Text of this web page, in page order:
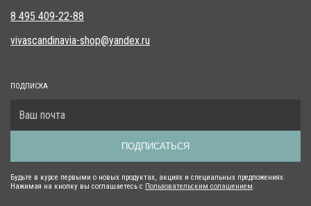
8 495 409-22-88
vivascandinavia-shop@yandex.ru
ПОДПИСКА
ПОДПИСАТЬСЯ
Будьте в курсе первыми о новых продуктах, акциях и специальных предложениях.
Нажимая на кнопку вы соглашаетесь с Пользовательским солашением.